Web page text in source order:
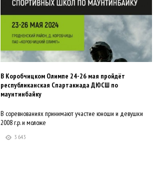
В Коробчицком Олимпе 24-26 мая пройдёт
республиканская Спартакиада ДЮСШ по
маунтинбайку
В соревнованиях принимают участие юноши и девушки
2008 г.р. и моложе
3 643